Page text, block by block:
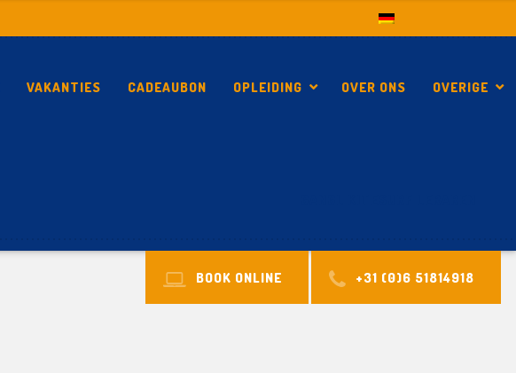
VAKANTIES CADEAUBON OPLEIDING OVER ONS OVERIGE
BOOK ONLINE +31 (0)6 51814918